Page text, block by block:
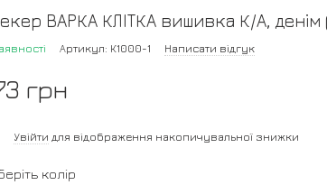
ВАРКА КЛІТКА вишивка К/А, денім
Артикул: К1000-1 Написати відгук
грн
Увійти для відображення накопичувальної знижки
колір